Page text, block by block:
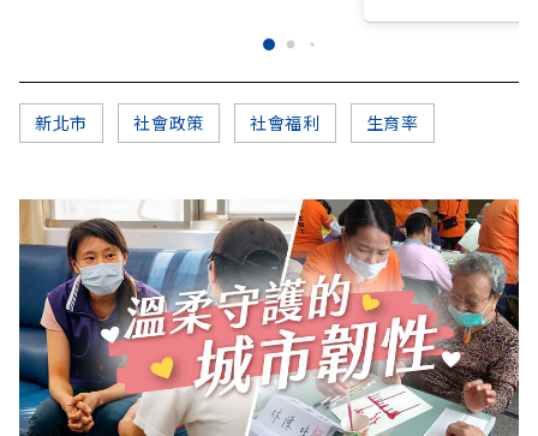
新北市 社會政策 社會福利 生育率